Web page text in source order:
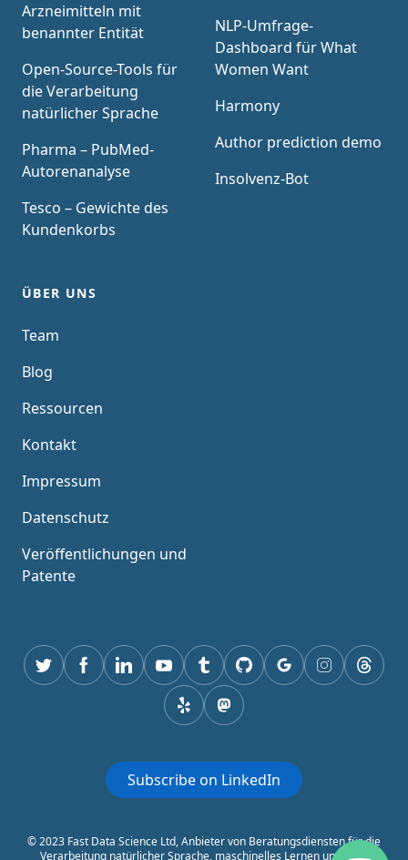
Arzneimitteln mit
benannter Entität
Open-Source-Tools für
die Verarbeitung
natürlicher Sprache
Pharma – PubMed-
Autorenanalyse
Tesco – Gewichte des
Kundenkorbs
NLP-Umfrage-
Dashboard für What
Women Want
Harmony
Author prediction demo
Insolvenz-Bot
ÜBER UNS
Team
Blog
Ressourcen
Kontakt
Impressum
Datenschutz
Veröffentlichungen und
Patente
TwitterFacebookLinkedinYoutubeTumblrGitHubGoogleInstagram
Yelp
mastodon
Subscribe on LinkedIn
© 2023 Fast Data Science Ltd, Anbieter von Beratungsdiensten für die
Verarbeitung natürlicher Sprache, maschinelles Lernen und Data